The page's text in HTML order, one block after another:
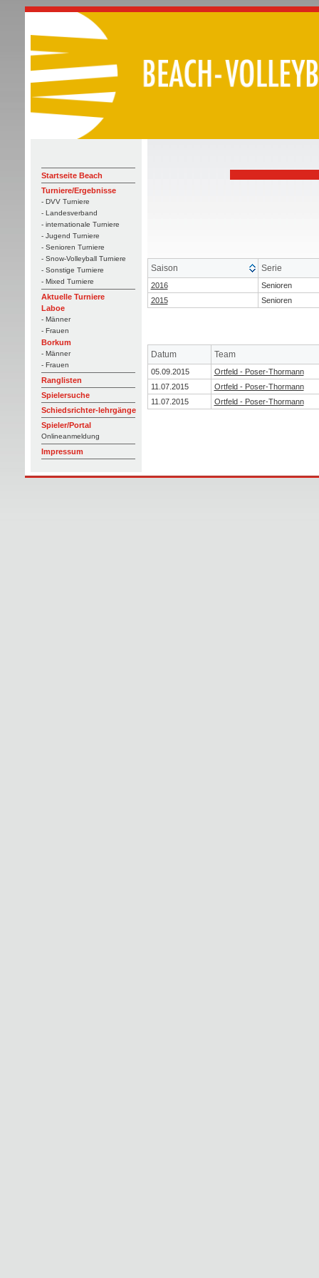
Startseite Beach
Turniere/Ergebnisse
- DVV Turniere
- Landesverband
- internationale Turniere
- Jugend Turniere
- Senioren Turniere
- Snow-Volleyball Turniere
- Sonstige Turniere
- Mixed Turniere
Aktuelle Turniere
Laboe
- Männer
- Frauen
Borkum
- Männer
- Frauen
Ranglisten
Spielersuche
Schiedsrichter-lehrgänge
Spieler/Portal
Onlineanmeldung
Impressum
Saison Serie
2016
Senioren
2015
Senioren
Datum Team
05.09.2015
Ortfeld - Poser-Thormann
11.07.2015
Ortfeld - Poser-Thormann
11.07.2015
Ortfeld - Poser-Thormann